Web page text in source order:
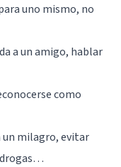
uno mismo, no
a un amigo, hablar
como
un milagro, evitar